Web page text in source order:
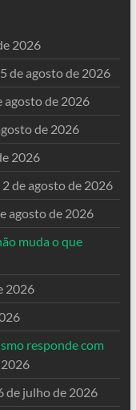
2026
5 de agosto de 2026
agosto de 2026
de 2026
2026
2 de agosto de 2026
agosto de 2026
muda o que
2026
responde com
de julho de 2026